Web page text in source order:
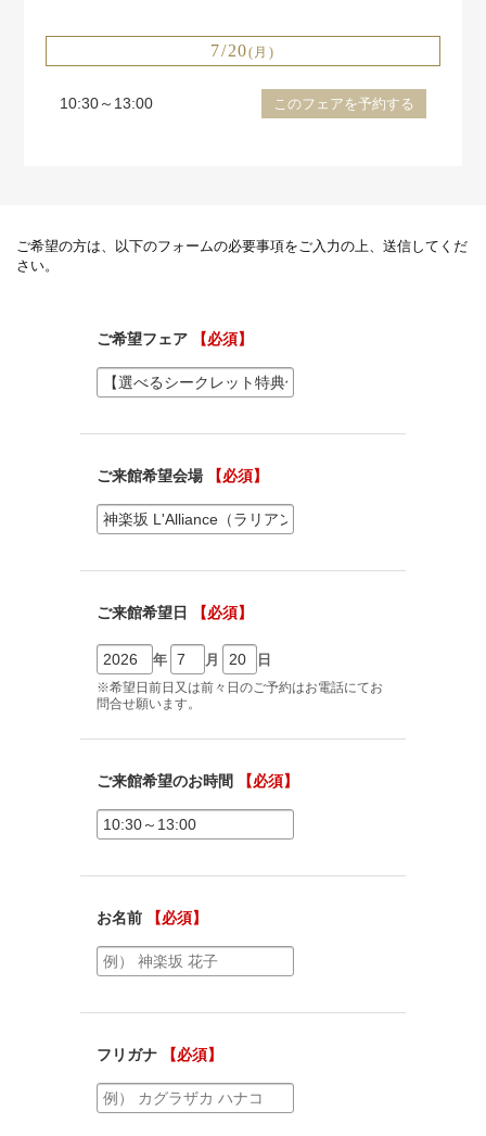
7/20(月)
10:30～13:00 このフェアを予約する